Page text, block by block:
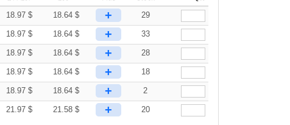
18.97$ 18.64$ + 29
18.97$ 18.64$ + 33
18.97$ 18.64$ + 28
18.97$ 18.64$ + 18
18.97$ 18.64$ + 2
21.97$ 21.58$ + 20